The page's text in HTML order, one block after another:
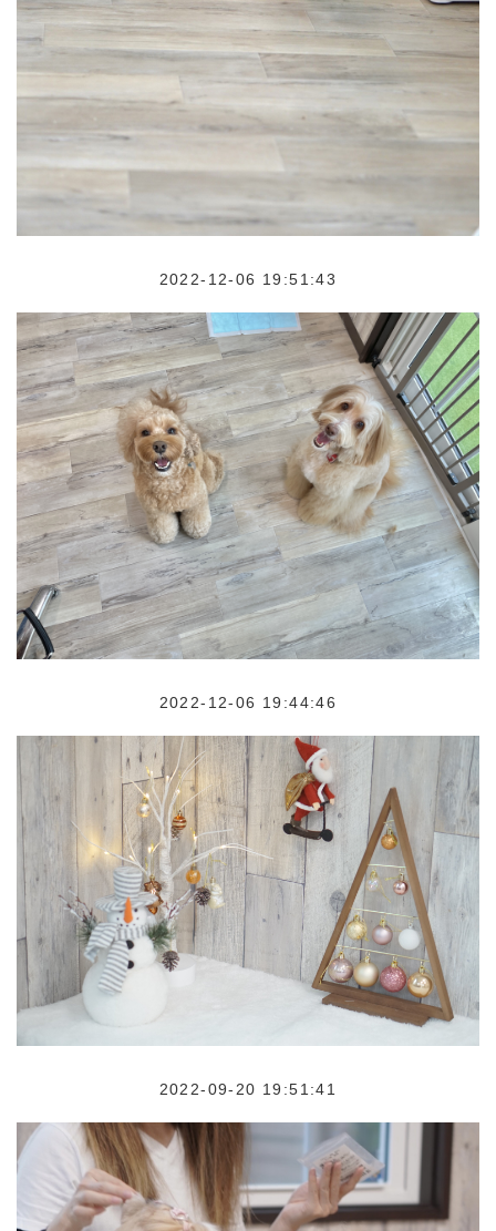
2022-12-06 19:51:43
2022-12-06 19:44:46
2022-09-20 19:51:41